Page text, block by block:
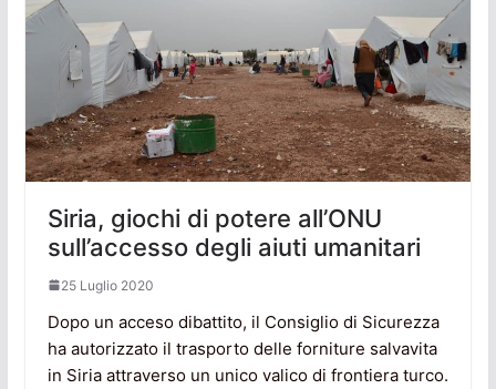
Siria, giochi di potere all’ONU
sull’accesso degli aiuti umanitari
25 Luglio 2020
Dopo un acceso dibattito, il Consiglio di Sicurezza
ha autorizzato il trasporto delle forniture salvavita
in Siria attraverso un unico valico di frontiera turco.